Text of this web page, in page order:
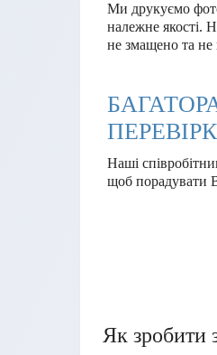
Ми друкуємо
належне якості.
не змащено та
Наші
щоб порадувати
Як зробити